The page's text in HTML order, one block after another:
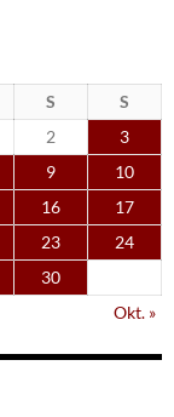
S
S
2
3
9
10
16
17
23
24
30
Okt. »